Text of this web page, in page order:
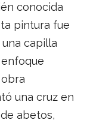
conocida
pintura fue
capilla
una cruz en
abetos,